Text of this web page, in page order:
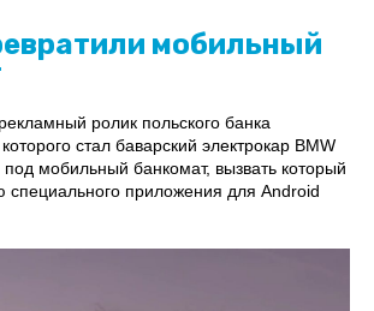
мобильный
ролик польского банка
стал баварский электрокар BMW
мобильный банкомат, вызвать который
приложения для Android